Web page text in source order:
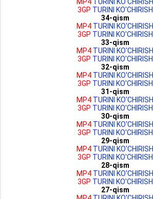
3GP TURINI KO'CHIRISH
34-qism
MP4 TURINI KO'CHIRISH
3GP TURINI KO'CHIRISH
33-qism
MP4 TURINI KO'CHIRISH
3GP TURINI KO'CHIRISH
32-qism
MP4 TURINI KO'CHIRISH
3GP TURINI KO'CHIRISH
31-qism
MP4 TURINI KO'CHIRISH
3GP TURINI KO'CHIRISH
30-qism
MP4 TURINI KO'CHIRISH
3GP TURINI KO'CHIRISH
29-qism
MP4 TURINI KO'CHIRISH
3GP TURINI KO'CHIRISH
28-qism
MP4 TURINI KO'CHIRISH
3GP TURINI KO'CHIRISH
27-qism